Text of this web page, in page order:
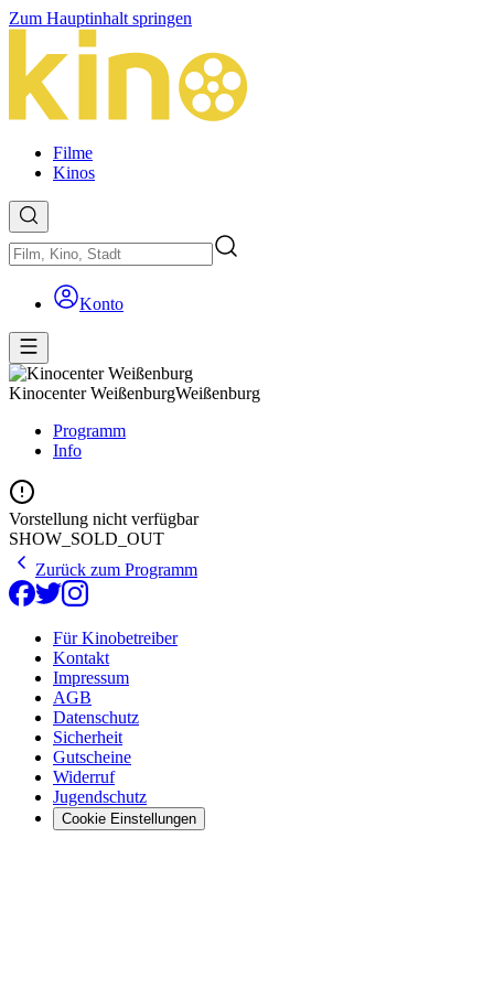
Zum Hauptinhalt springen
Filme
Kinos
Konto
Kinocenter WeißenburgWeißenburg
Programm
Info
Vorstellung nicht verfügbar
SHOW_SOLD_OUT
Zurück zum Programm
Für Kinobetreiber
Kontakt
Impressum
AGB
Datenschutz
Sicherheit
Gutscheine
Widerruf
Jugendschutz
Cookie Einstellungen